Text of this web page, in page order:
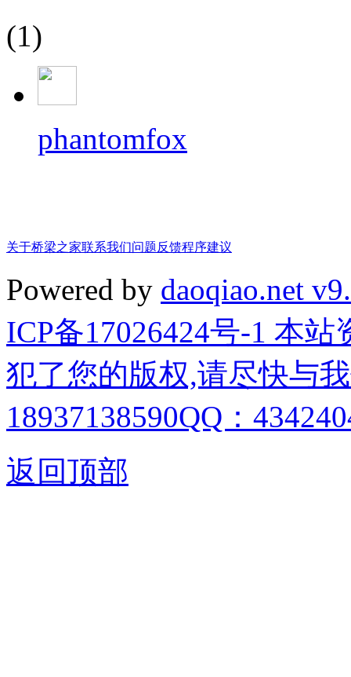
(1)
phantomfox
关于桥梁之家联系我们问题反馈程序建议
Powered by daoqiao.net
ICP备17026424号-1 本
犯了您的版权,请尽快与
18937138590QQ：
返回顶部